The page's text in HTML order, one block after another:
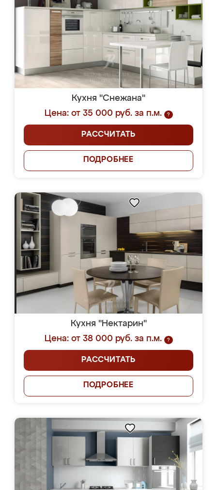
Кухня "Снежана"
Цена: от 35 000 руб. за п.м.
?
РАССЧИТАТЬ
ПОДРОБНЕЕ
Кухня "Нектарин"
Цена: от 38 000 руб. за п.м.
?
РАССЧИТАТЬ
ПОДРОБНЕЕ